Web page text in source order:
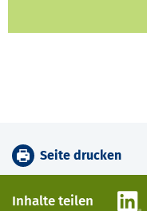
Seite drucken
Inhalte teilen